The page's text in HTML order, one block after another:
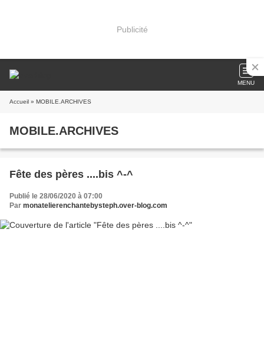
Publicité
MENU
Accueil » MOBILE.ARCHIVES
MOBILE.ARCHIVES
Fête des pères ....bis ^-^
Publié le 28/06/2020 à 07:00
Par monatelierenchantebysteph.over-blog.com